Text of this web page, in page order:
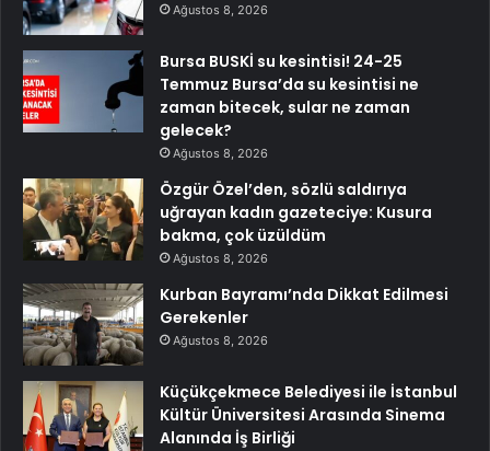
Ağustos 8, 2026
Bursa BUSKİ su kesintisi! 24-25
Temmuz Bursa’da su kesintisi ne
zaman bitecek, sular ne zaman
gelecek?
Ağustos 8, 2026
Özgür Özel’den, sözlü saldırıya
uğrayan kadın gazeteciye: Kusura
bakma, çok üzüldüm
Ağustos 8, 2026
Kurban Bayramı’nda Dikkat Edilmesi
Gerekenler
Ağustos 8, 2026
Küçükçekmece Belediyesi ile İstanbul
Kültür Üniversitesi Arasında Sinema
Alanında İş Birliği